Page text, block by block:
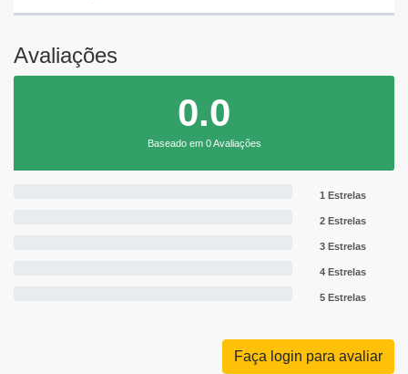
Avaliações
0.0
Baseado em 0 Avaliações
1 Estrelas
2 Estrelas
3 Estrelas
4 Estrelas
5 Estrelas
Faça login para avaliar